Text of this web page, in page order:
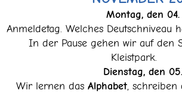
Montag, den 04.
Anmeldetag. Welches Deutschniveau
In der Pause gehen wir auf den
Kleistpark.
Dienstag, den 05.
Wir lernen das Alphabet, schreiben